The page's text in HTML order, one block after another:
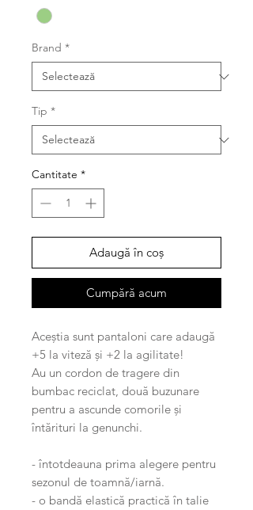
Brand *
Tip *
Cantitate *
Adaugă în coș
Cumpără acum
Aceștia sunt pantaloni care adaugă
+5 la viteză și +2 la agilitate!
Au un cordon de tragere din
bumbac reciclat, două buzunare
pentru a ascunde comorile și
întărituri la genunchi.
- întotdeauna prima alegere pentru
sezonul de toamnă/iarnă.
- o bandă elastică practică în talie